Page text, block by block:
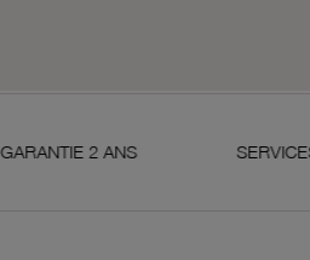
SERVICES BIJOUTIERS